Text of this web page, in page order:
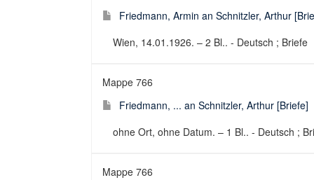
Friedmann, Armin an Schnitzler, Arthur
Wien, 14.01.1926. – 2 Bl.. - Deutsch ; Briefe
Mappe 766
Friedmann, ... an Schnitzler, Arthur [Briefe]
ohne Ort, ohne Datum. – 1 Bl.. - Deutsch ;
Mappe 766